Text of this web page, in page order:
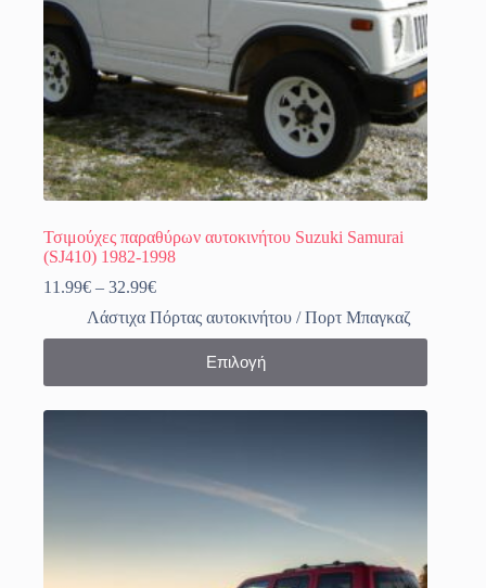
Τσιμούχες παραθύρων αυτοκινήτου Suzuki Samurai
(SJ410) 1982-1998
11.99€ – 32.99€Price
11.99€
through
Λάστιχα Πόρτας αυτοκινήτου / Πορτ Μπαγκαζ
Επιλογή
Αυτό
προϊόν
παραλλαγές.